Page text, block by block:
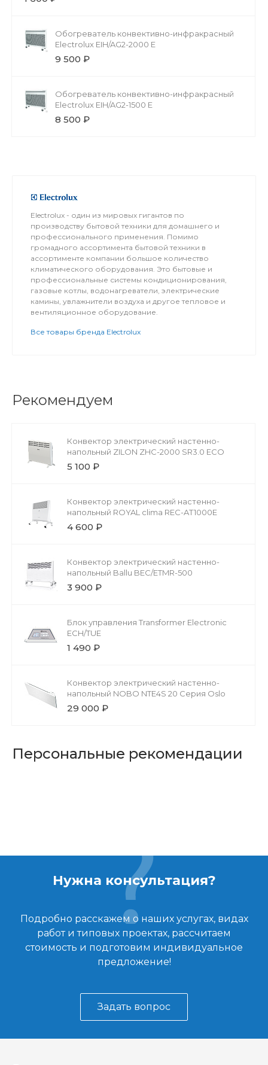
Обогреватель конвективно-инфракрасный
Electrolux EIH/AG2-2000 E
9 500 ₽
Обогреватель конвективно-инфракрасный
Electrolux EIH/AG2-1500 E
8 500 ₽
Electrolux - один из мировых гигантов по
производству бытовой техники для домашнего и
профессионального применения. Помимо
громадного ассортимента бытовой техники в
ассортименте компании большое количество
климатического оборудования. Это бытовые и
профессиональные системы кондиционирования,
газовые котлы, водонагреватели, электрические
камины, увлажнители воздуха и другое тепловое и
вентиляционное оборудование.
Все товары бренда Electrolux
Рекомендуем
Конвектор электрический настенно-
напольный ZILON ZHC-2000 SR3.0 ECO
5 100 ₽
Конвектор электрический настенно-
напольный ROYAL clima REC-AT1000E
4 600 ₽
Конвектор электрический настенно-
напольный Ballu BEC/ETMR-500
3 900 ₽
Блок управления Transformer Electronic
ECH/TUE
1 490 ₽
Конвектор электрический настенно-
напольный NOBO NTE4S 20 Серия Oslo
29 000 ₽
Персональные рекомендации
Нужна консультация?
Подробно расскажем о наших услугах, видах
работ и типовых проектах, рассчитаем
стоимость и подготовим индивидуальное
предложение!
Задать вопрос